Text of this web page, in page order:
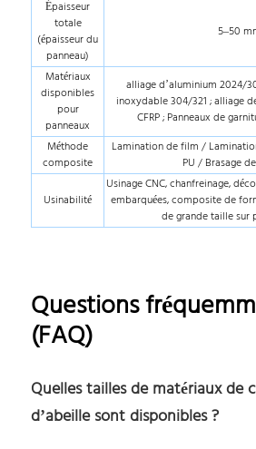
Épaisseur
totale
(épaisseur du
panneau)
5–50
Matériaux
disponibles
pour
panneaux
alliage d’aluminium 2024/
inoxydable 304/321 ; alliage
CFRP ; Panneaux de
Méthode
composite
Lamination de film /
PU / Brasage
Usinabilité
Usinage CNC, chanfreinage,
embarquées, composite de
de grande taille sur
Questions
(FAQ)
Quelles tailles de matériaux de
d’abeille sont disponibles ?